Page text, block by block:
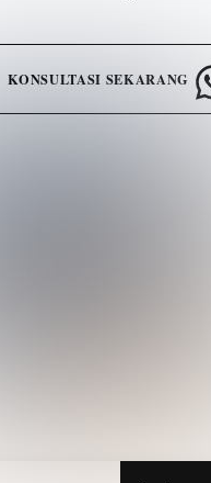
KONSULTASI SEKARANG